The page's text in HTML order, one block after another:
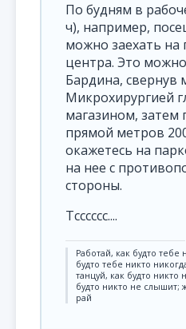
По будням в
ч), например,
можно заехать
центра. Это можно
Бардина, свернув
Микрохирургией
магазином, затем
прямой метров
окажетесь на
на нее с
стороны.
Тсссссс....
Pаботай, как будто
будто тебе никто
танцуй, как будто никто
будто никто не слышит;
рай